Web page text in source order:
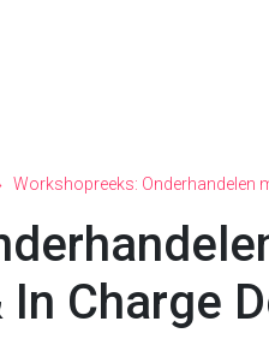
Workshopreeks: Onderhandelen
Charge